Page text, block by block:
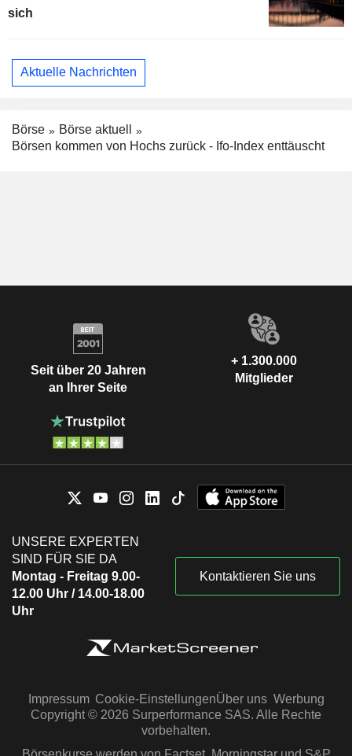
sich
Aktuelle Nachrichten
Börse
Börse aktuell
Börsen kommen von Hochs zurück - Ifo-Index enttäuscht
Seit über 20 Jahren
an Ihrer Seite
+ 1.300.000
Mitglieder
UNSERE EXPERTEN
SIND FÜR SIE DA
Montag - Freitag 9.00-
12.00 Uhr / 14.00-18.00
Uhr
Kontaktieren Sie uns
Impressum Cookie-EinstellungenÜber uns Werbung
Copyright © 2026 Surperformance SAS. Alle Rechte
vorbehalten.